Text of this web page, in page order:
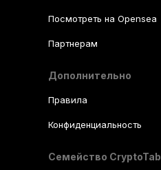
Посмотреть на Opensea
Партнерам
Дополнительно
Правила
Конфиденциальность
Семейство CryptoTab